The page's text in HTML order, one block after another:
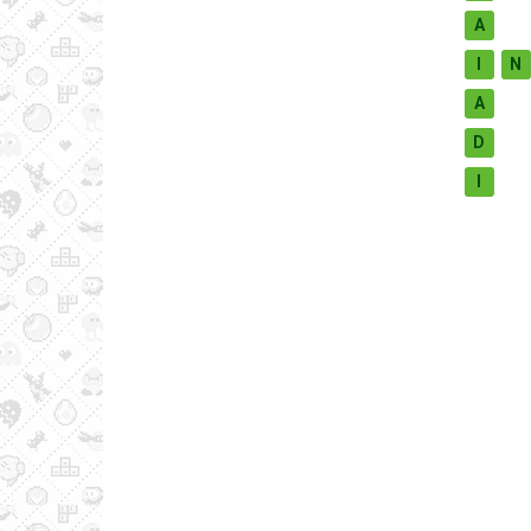
A
N
A
D